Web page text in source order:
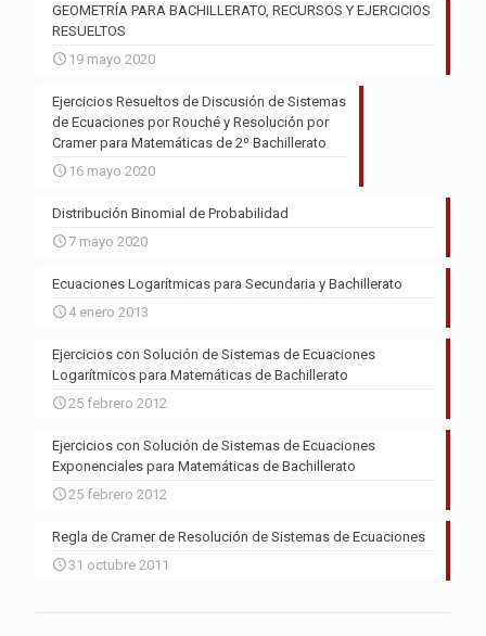
GEOMETRÍA PARA BACHILLERATO, RECURSOS Y EJERCICIOS
RESUELTOS
19 mayo 2020
Ejercicios Resueltos de Discusión de Sistemas
de Ecuaciones por Rouché y Resolución por
Cramer para Matemáticas de 2º Bachillerato
16 mayo 2020
Distribución Binomial de Probabilidad
7 mayo 2020
Ecuaciones Logarítmicas para Secundaria y Bachillerato
4 enero 2013
Ejercicios con Solución de Sistemas de Ecuaciones
Logarítmicos para Matemáticas de Bachillerato
25 febrero 2012
Ejercicios con Solución de Sistemas de Ecuaciones
Exponenciales para Matemáticas de Bachillerato
25 febrero 2012
Regla de Cramer de Resolución de Sistemas de Ecuaciones
31 octubre 2011